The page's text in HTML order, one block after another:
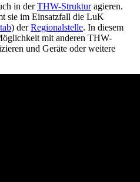
in derTHW-Strukturagieren.
sie im Einsatzfall die LuK
) derRegionalstelle. In diesem
mit anderen THW-
und Geräte oder weitere